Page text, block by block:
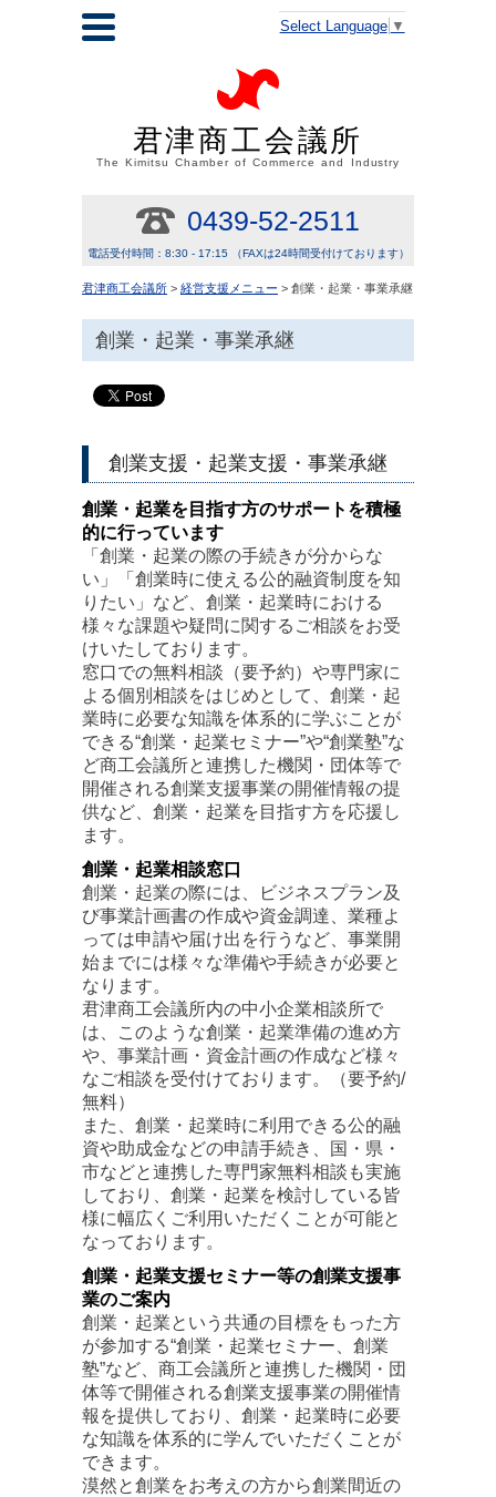
Select Language ▼
君津商工会議所
The Kimitsu Chamber of Commerce and Industry
0439-52-2511
電話受付時間：8:30 - 17:15 （FAXは24時間受付けております）
君津商工会議所 > 経営支援メニュー > 創業・起業・事業承継
創業・起業・事業承継
創業支援・起業支援・事業承継
創業・起業を目指す方のサポートを積極
的に行っています
「創業・起業の際の手続きが分からな
い」「創業時に使える公的融資制度を知
りたい」など、創業・起業時における
様々な課題や疑問に関するご相談をお受
けいたしております。
窓口での無料相談（要予約）や専門家に
よる個別相談をはじめとして、創業・起
業時に必要な知識を体系的に学ぶことが
できる“創業・起業セミナー”や“創業塾”な
ど商工会議所と連携した機関・団体等で
開催される創業支援事業の開催情報の提
供など、創業・起業を目指す方を応援し
ます。
創業・起業相談窓口
創業・起業の際には、ビジネスプラン及
び事業計画書の作成や資金調達、業種よ
っては申請や届け出を行うなど、事業開
始までには様々な準備や手続きが必要と
なります。
君津商工会議所内の中小企業相談所で
は、このような創業・起業準備の進め方
や、事業計画・資金計画の作成など様々
なご相談を受付けております。（要予約/
無料）
また、創業・起業時に利用できる公的融
資や助成金などの申請手続き、国・県・
市などと連携した専門家無料相談も実施
しており、創業・起業を検討している皆
様に幅広くご利用いただくことが可能と
なっております。
創業・起業支援セミナー等の創業支援事
業のご案内
創業・起業という共通の目標をもった方
が参加する“創業・起業セミナー、創業
塾”など、商工会議所と連携した機関・団
体等で開催される創業支援事業の開催情
報を提供しており、創業・起業時に必要
な知識を体系的に学んでいただくことが
できます。
漠然と創業をお考えの方から創業間近の